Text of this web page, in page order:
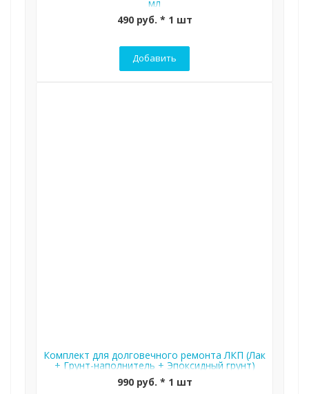
мл
490 руб. * 1 шт
Добавить
Комплект для долговечного ремонта ЛКП (Лак
+ Грунт-наполнитель + Эпоксидный грунт)
990 руб. * 1 шт